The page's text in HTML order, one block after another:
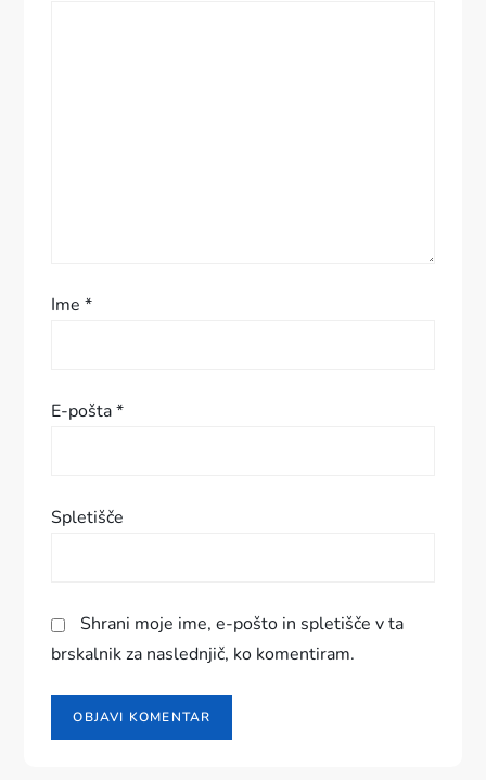
k
Ime*
E-pošta*
Spletišče
Shrani moje ime, e-pošto in spletišče v ta
brskalnik za naslednjič, ko komentiram.